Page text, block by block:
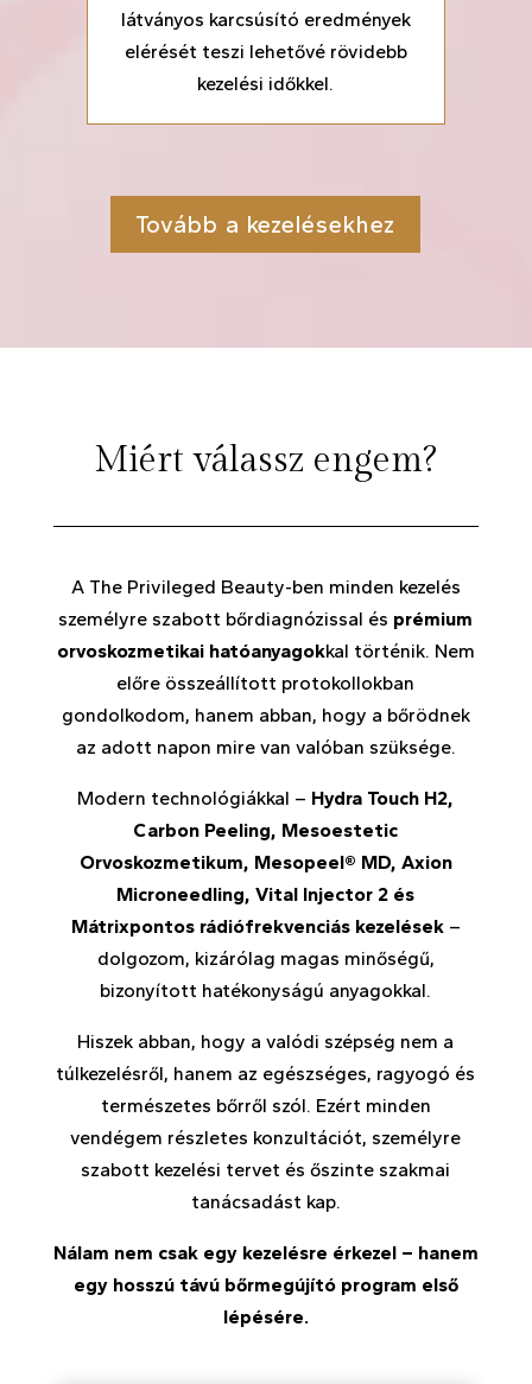
látványos karcsúsító eredmények
elérését teszi lehetővé rövidebb
kezelési időkkel.
Tovább a kezelésekhez
Miért válassz engem?
A The Privileged Beauty-ben minden kezelés
személyre szabott bőrdiagnózissal és prémium
orvoskozmetikai hatóanyagokkal történik. Nem
előre összeállított protokollokban
gondolkodom, hanem abban, hogy a bőrödnek
az adott napon mire van valóban szüksége.
Modern technológiákkal – Hydra Touch H2,
Carbon Peeling, Mesoestetic
Orvoskozmetikum, Mesopeel® MD, Axion
Microneedling, Vital Injector 2 és
Mátrixpontos rádiófrekvenciás kezelések–
dolgozom, kizárólag magas minőségű,
bizonyított hatékonyságú anyagokkal.
Hiszek abban, hogy a valódi szépség nem a
túlkezelésről, hanem az egészséges, ragyogó és
természetes bőrről szól. Ezért minden
vendégem részletes konzultációt, személyre
szabott kezelési tervet és őszinte szakmai
tanácsadást kap.
Nálam nem csak egy kezelésre érkezel – hanem
egy hosszú távú bőrmegújító program első
lépésére.